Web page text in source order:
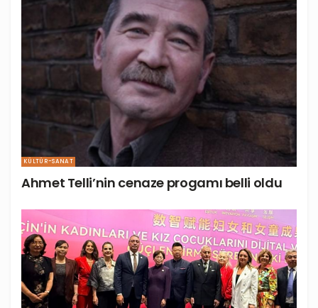
KÜLTÜR-SANAT
Ahmet Telli’nin cenaze progamı belli oldu